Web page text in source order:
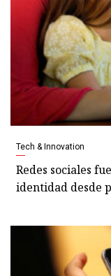
Tech & Innovation
Redes sociales
identidad desde